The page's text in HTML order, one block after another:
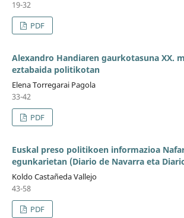
19-32
PDF
Alexandro Handiaren gaurkotasuna XX.
eztabaida politikotan
Elena Torregarai Pagola
33-42
PDF
Euskal preso politikoen informazioa
egunkarietan (Diario de Navarra eta
Koldo Castañeda Vallejo
43-58
PDF